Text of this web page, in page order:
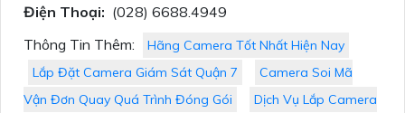
Điện Thoại: (028) 6688.4949
Thông Tin Thêm:
Hãng Camera Tốt Nhất Hiện Nay
Lắp Đặt Camera Giám Sát Quận 7
Camera Soi Mã
Vận Đơn Quay Quá Trình Đóng Gói
Dịch Vụ Lắp Camera